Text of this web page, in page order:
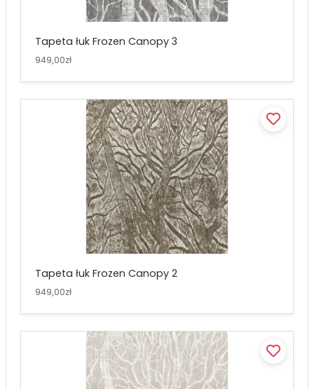
Tapeta łuk Frozen Canopy 3
949,00zł
Tapeta łuk Frozen Canopy 2
949,00zł